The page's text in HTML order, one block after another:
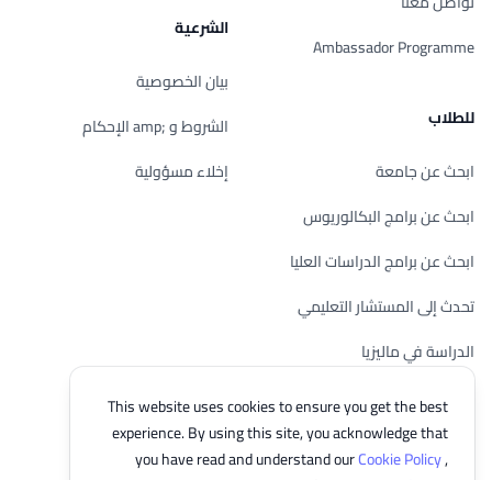
This website uses cookies to ensure you get the best
experience. By using this site, you acknowledge that
you have read and understand ourCookie Policy,
Ambassador Programme
للطلاب
ابحث عن جامعة
ابحث عن برامج البكالوريوس
ابحث عن برامج الدراسات العليا
تحدث إلى المستشار التعليمي
الدراسة في ماليزيا
تحقق من أهليتك
الشرعية
بيان الخصوصية
الشروط و ;amp الإحكام
إخلاء مسؤولية